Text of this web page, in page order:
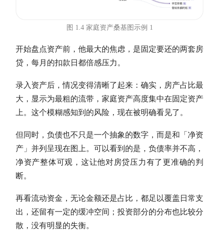
图 1.4 家庭资产桑基图示例 1
开始盘点资产前，他最大的焦虑，是固定要还的两套房
贷，每月的扣款日都倍感压力。
录入资产后，情况变得清晰了起来：确实，房产占比最
大，显示为最粗的流带，家庭资产高度集中在固定资产
上。这个模糊感知到的风险，现在被明确看见了。
但同时，负债也不只是一个抽象的数字，而是和「 净资
产 」并列呈现在图上。可以看到的是，负债率并不高，
净资产整体可观，这让他对房贷压力有了更准确的判
断。
再看流动资金，无论金额还是占比，都足以覆盖日常支
出，还留有一定的缓冲空间；投资部分的分布也比较分
散，没有明显的失衡。